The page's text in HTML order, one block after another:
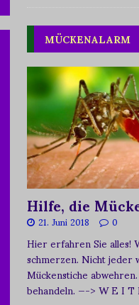
MÜCKENALARM
Hilfe, die
21. Juni 2018 0
Hier erfahren Sie alles!
schmerzen. Nicht jeder
Mückenstiche
behandeln.—-> W E I T